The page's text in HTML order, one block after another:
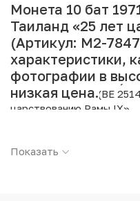
Монета 10 бат
Таиланд «25 лет
(Артикул: M2-
характеристики,
фотографии в
низкая цена.
Интернет магазин
10 бат 1971 года (BE
царствованию Рамы IX».
Показать